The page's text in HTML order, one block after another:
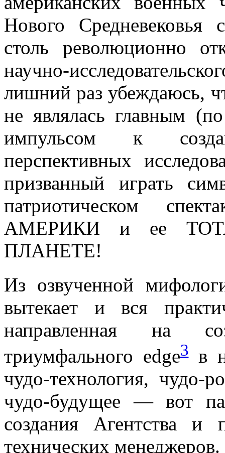
Нового
столь революционно
научно-
лишний раз убеждаюсь,
не являлась главным
импульсом к
перспективных
призванный играть
патриотическом
АМЕРИКИ и ее
ПЛАНЕТЕ!
Из озвученной
вытекает и вся
направленная на
триумфального edge3в
чудо-технология, чудо-
чудо-будущее — вот
создания Агентства
технических менеджеров.